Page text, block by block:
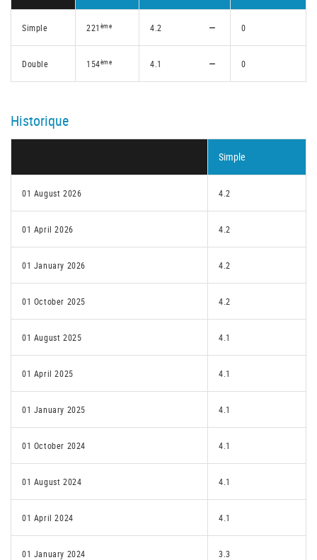
Simple 221 ème 4.2 0
Double 154ème 4.1 0
Historique
Simple
01 August 2026 4.2
01 April 2026 4.2
01 January 2026 4.2
01 October 2025 4.2
01 August 2025 4.1
01 April 2025 4.1
01 January 2025 4.1
01 October 2024 4.1
01 August 2024 4.1
01 April 2024 4.1
01 January 2024 3.3